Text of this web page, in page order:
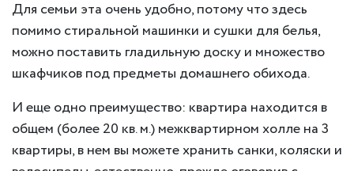
Для семьи эта очень удобно, потому что здесь
помимо стиральной машинки и сушки для белья,
можно поставить гладильную доску и множество
шкафчиков под предметы домашнего обихода.
И еще одно преимущество: квартира находится в
общем (более 20 кв. м.) межквартирном холле на 3
квартиры, в нем вы можете хранить санки, коляски и